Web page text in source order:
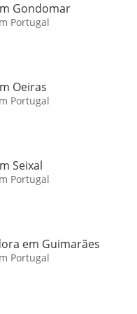
Gondomar
Portugal
Oeiras
Portugal
Seixal
Portugal
em Guimarães
Portugal